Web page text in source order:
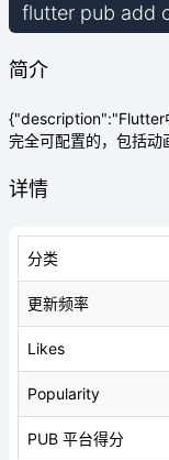
flutter pub add
简介
{"description":"Flutter
完全可配置的，包括
详情
分类
更新频率
Likes
Popularity
PUB 平台得分